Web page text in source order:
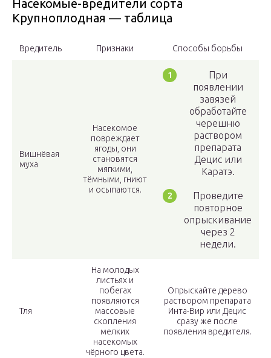
Насекомые-вредители сорта
Крупноплодная — таблица
Вредитель Признаки Способы борьбы
Вишнёвая
муха
Насекомое
повреждает
ягоды, они
становятся
мягкими,
тёмными, гниют
и осыпаются.
При
появлении
завязей
обработайте
черешню
раствором
препарата
Децис или
Каратэ.
Проведите
повторное
опрыскивание
через 2
недели.
Тля
На молодых
листьях и
побегах
появляются
массовые
скопления
мелких
насекомых
чёрного цвета.
Опрыскайте дерево
раствором препарата
Инта-Вир или Децис
сразу же после
появления вредителя.